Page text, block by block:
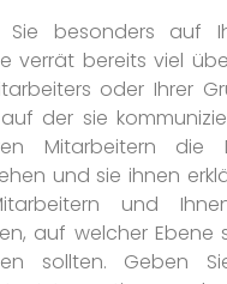
Sie besonders auf
verrät bereits viel
oder Ihrer
der sie
Mitarbeitern die
und sie ihnen
und
auf welcher Ebene
sollten. Geben